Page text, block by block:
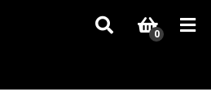
dodání dílů, které nejsou skladem,
za pochopení.
0